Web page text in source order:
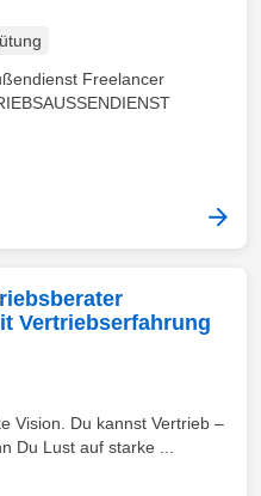
Freelancer
Vertriebserfahrung
Vision. Du kannst Vertrieb –
Du Lust auf starke ...